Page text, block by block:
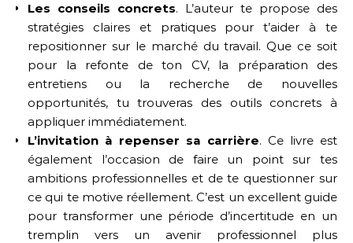
Les conseils concrets. L’auteur te propose des
stratégies claires et pratiques pour t’aider à te
repositionner sur le marché du travail. Que ce soit
pour la refonte de ton CV, la préparation des
entretiens ou la recherche de nouvelles
opportunités, tu trouveras des outils concrets à
appliquer immédiatement.
L’invitation à repenser sa carrière. Ce livre est
également l’occasion de faire un point sur tes
ambitions professionnelles et de te questionner sur
ce qui te motive réellement. C’est un excellent guide
pour transformer une période d’incertitude en un
tremplin vers un avenir professionnel plus